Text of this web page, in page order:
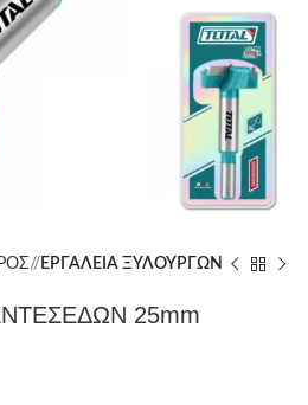
/ ΕΡΓΑΛΕΙΑ ΞΥΛΟΥΡΓΩΝ
25mm